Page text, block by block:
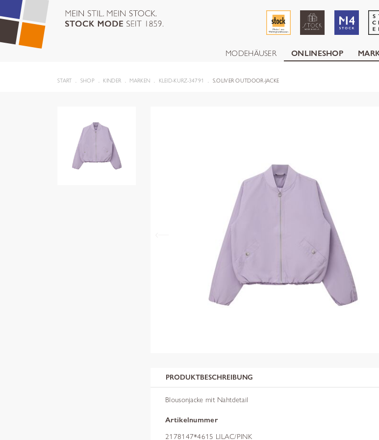
MODEHÄUSER ONLINESHOP
START SHOP KINDER MARKEN KLEID-KURZ-34791 S.OLIVER OUTDOOR-JACKE
PRODUKTBESCHREIBUNG
Blousonjacke mit Nahtdetail
Artikelnummer
2178147*4615 LILAC/PINK